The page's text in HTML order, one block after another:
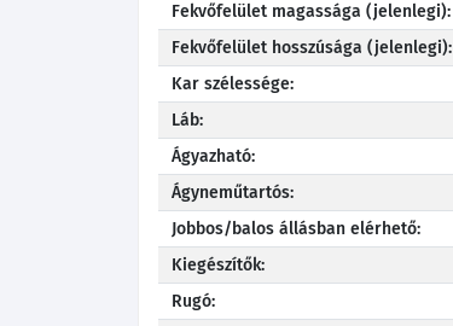
Fekvőfelület magassága (jelenlegi):
Fekvőfelület hosszúsága (jelenlegi):
Kar szélessége:
Láb:
Ágyazható:
Ágyneműtartós:
Jobbos/balos állásban elérhető:
Kiegészítők:
Rugó: